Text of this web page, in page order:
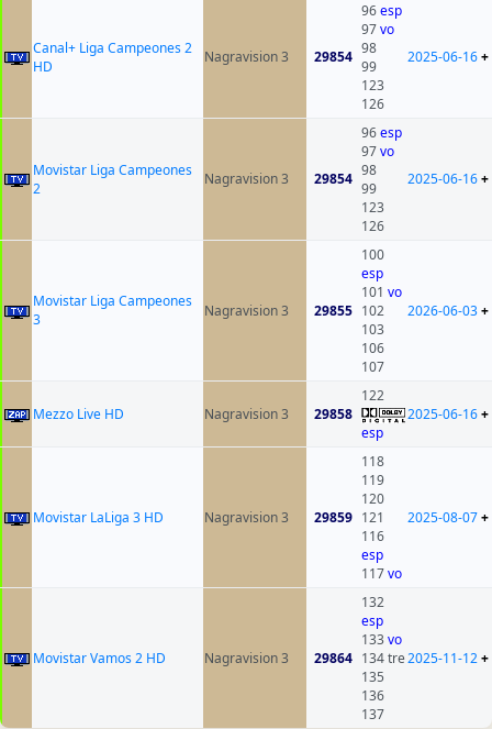
Canal+ Liga Campeones 2
HD
Nagravision 3 29854
96esp
97vo
98
99
123
126
2025-06-16+
Movistar Liga Campeones
2
Nagravision 3 29854
96esp
97vo
98
99
123
126
2025-06-16+
Movistar Liga Campeones
3
Nagravision 3 29855
100
esp
101 vo
102
103
106
107
2026-06-03+
Mezzo Live HD Nagravision 3 29858
122
esp
2025-06-16+
Movistar LaLiga 3 HD Nagravision 3 29859
118
119
120
121
116
esp
117vo
2025-08-07+
Movistar Vamos 2 HD Nagravision 3 29864
132
esp
133vo
134 tre
135
136
137
2025-11-12+